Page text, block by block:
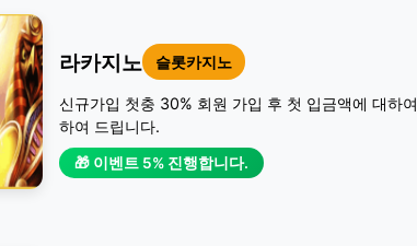
라카지노 슬롯카지노
신규가입 첫충 30% 회원 가입 후 첫 입금액에 대하
하여 드립니다.
🎁 이벤트 5% 진행합니다.